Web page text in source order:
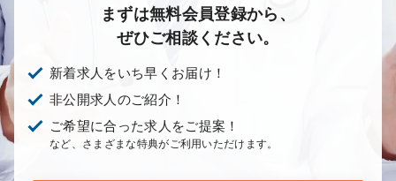
まずは無料会員登録から、
ぜひご相談ください。
新着求人をいち早くお届け！
非公開求人のご紹介！
ご希望に合った求人をご提案！
など、さまざまな特典がご利用いただけます。